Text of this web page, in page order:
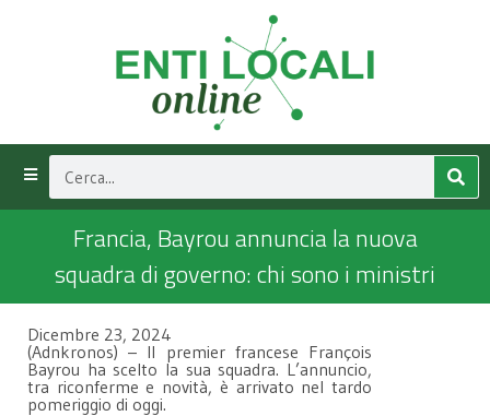
Francia, Bayrou annuncia la nuova
squadra di governo: chi sono i ministri
Dicembre 23, 2024
(Adnkronos) – Il premier francese François
Bayrou ha scelto la sua squadra. L’annuncio,
tra riconferme e novità, è arrivato nel tardo
pomeriggio di oggi.